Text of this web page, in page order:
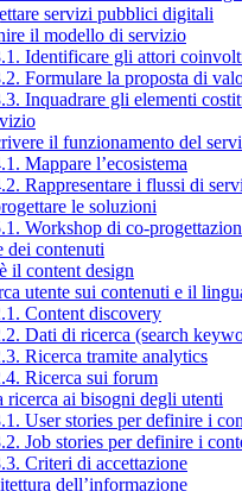
servizi pubblici digitali
il modello di servizio
Identificare gli attori
Formulare la proposta di
Inquadrare gli elementi
il funzionamento del
Mappare l’ecosistema
Rappresentare i flussi di
le soluzioni
Workshop di co-
dei contenuti
il content design
utente sui contenuti e il
Content discovery
Dati di ricerca (search
Ricerca tramite analytics
Ricerca sui forum
ricerca ai bisogni degli utenti
User stories per definire i
Job stories per definire i
Criteri di accettazione
dell’informazione